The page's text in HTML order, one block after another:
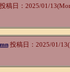
投稿日：2025/01/
投稿日：2025/01/